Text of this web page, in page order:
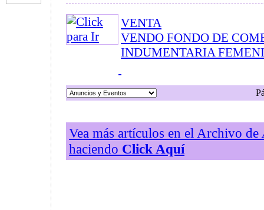
VENTA
VENDO FONDO DE
INDUMENTARIA
Vea más artículos en el Archivo de
haciendo Click Aquí